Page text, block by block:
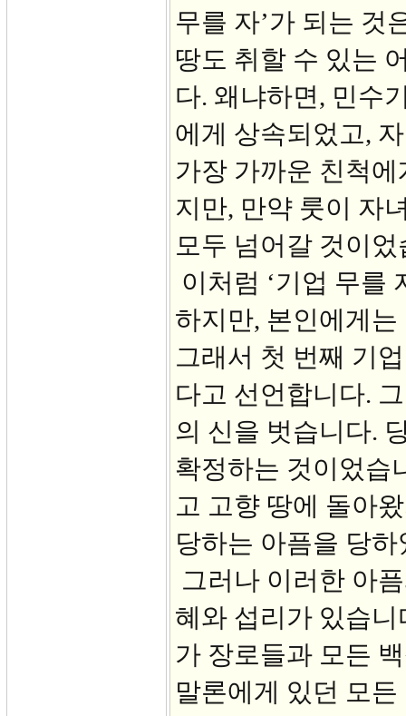
무를 자’가 되는 것
땅도 취할 수 있는
다. 왜냐하면, 민수
에게 상속되었고,
가장 가까운 친척
지만, 만약 룻이 자
모두 넘어갈 것이었
이처럼 ‘기업 무를
하지만, 본인에게
그래서 첫 번째 기
다고 선언합니다.
의 신을 벗습니다.
확정하는 것이었습
고 고향 땅에 돌아
당하는 아픔을 당
그러나 이러한 아
혜와 섭리가 있습
가 장로들과 모든
말론에게 있던 모